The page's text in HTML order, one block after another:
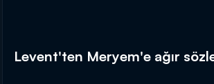
Levent'ten Meryem'e ağır